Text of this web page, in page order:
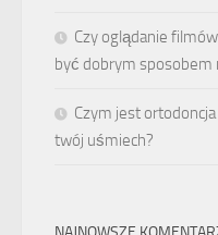
Czy oglądanie
być dobrym sposobem
Czym jest
twój uśmiech?